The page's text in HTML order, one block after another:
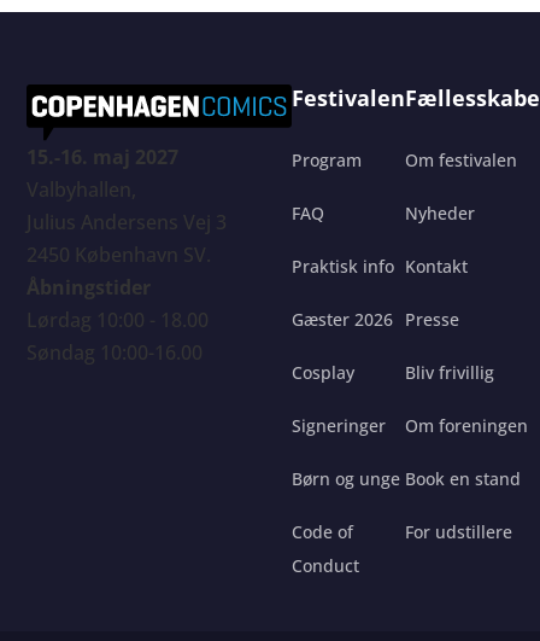
15.-16. maj 2027
Valbyhallen,
Julius Andersens Vej 3
2450 København SV.
Åbningstider
Lørdag 10:00 - 18.00
Søndag 10:00-16.00
Festivalen
Program
FAQ
Praktisk info
Gæster 2026
Cosplay
Signeringer
Børn og unge
Code of
Conduct
Om festivalen
Nyheder
Kontakt
Presse
Bliv frivillig
Om foreningen
Book en stand
For udstillere